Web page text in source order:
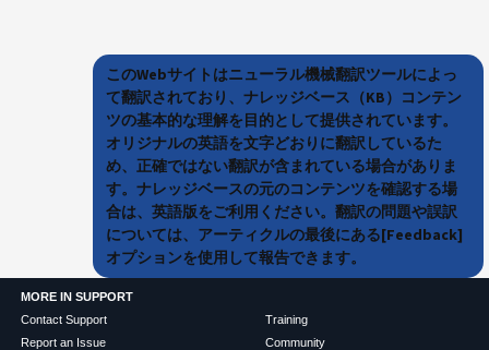
このWebサイトはニューラル機械翻訳ツールによっ
て翻訳されており、ナレッジベース（KB）コンテン
ツの基本的な理解を目的として提供されています。
オリジナルの英語を文字どおりに翻訳しているた
め、正確ではない翻訳が含まれている場合がありま
す。ナレッジベースの元のコンテンツを確認する場
合は、英語版をご利用ください。翻訳の問題や誤訳
については、アーティクルの最後にある[Feedback]
オプションを使用して報告できます。
MORE IN SUPPORT
Contact Support
Report an Issue
Training
Community